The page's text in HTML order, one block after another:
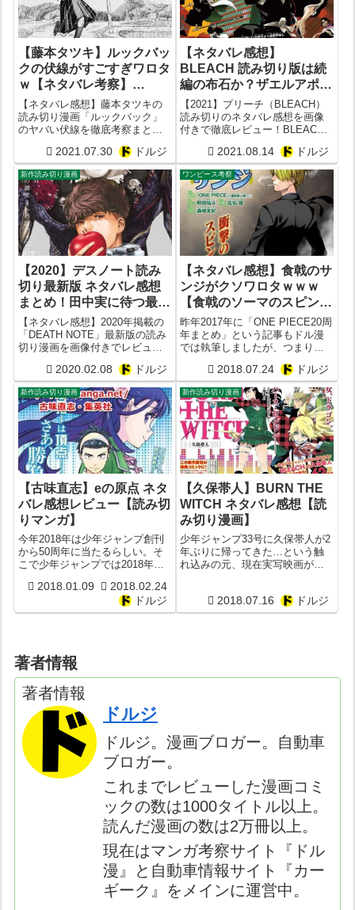
【藤本タツキ】ルックバッ
クの伏線がすごすぎワロタ
ｗ【ネタバレ考察】
【Don’t Look Back in
Anger】【京アニ放火事
件】【読み切り漫画レビュ
ー感想】
【ネタバレ感想】藤本タツキの
読み切り漫画「ルックバック」
のヤバい伏線を徹底考察まと
人事件をネタにして炎上？
OASISのDon't Look Back in
Angerとの関係は？【感想レビュ
ー】
2021.07.30 ドルジ
【ネタバレ感想】
BLEACH 読み切り版は続
編の布石か？ザエルアポロ
とは誰？魂葬例祭とは？黒
崎かずい（一勇）は獄頤鳴
鳴編の主役？【ブリーチ
20周年】【2021】
【2021】ブリーチ（BLEACH）
読み切りのネタバレ感想を画像
付きで徹底レビュー！BLEACH
は誰？魂葬例祭とは？黒崎かず
い（一勇）が次の獄頤鳴鳴編の
主役と確定？
2021.08.14 ドルジ
新作読み切り漫画
【2020】デスノート読み
切り最新版 ネタバレ感想
まとめ！田中実に待つ最後
の結末は？【画像レビュ
ー】
【ネタバレ感想】2020年掲載の
「DEATH NOTE」最新版の読み
切り漫画を画像付きでレビュ
命の結末はどうなった？再び悪
人が裁かれる時代が到来？リュ
ークの狙いは？
2020.02.08 ドルジ
ワンピース考察
【ネタバレ感想】食戟のサ
ンジがクソワロタｗｗｗ
【食戟のソーマのスピンオ
フ漫画】
昨年2017年に「ONE PIECE20周
年まとめ」という記事もドル漫
では執筆しましたが、つまり今
目。正直キリの良さは全くない
と思うんですが、とにかくワン
ピースの長期連載を記念して少
年ジャンプでは特別企画が行...
2018.07.24 ドルジ
新作読み切り漫画
【古味直志】eの原点 ネタ
バレ感想レビュー【読み切
りマンガ】
今年2018年は少年ジャンプ創刊
から50周年に当たるらしい。そ
こで少年ジャンプでは2018年で
ていく予定。詳しくは「2018年
の少年ジャンプが楽しみｗｗ
ｗ」という記事を参照。そこで
2018.01.09
2018.02.24
ドルジ
新作読み切り漫画
【久保帯人】BURN THE
WITCH ネタバレ感想【読
み切り漫画】
少年ジャンプ33号に久保帯人が2
年ぶりに帰ってきた…という触
れ込みの元、現在実写映画が公
題に。その読み切り漫画のタイ
トルが『BURN THE WITCH』。
2018.07.16 ドルジ
著者情報
著者情報
ドルジ
ドルジ。漫画ブロガー。自動車
ブロガー。
これまでレビューした漫画コミ
ックの数は1000タイトル以上。
読んだ漫画の数は2万冊以上。
現在はマンガ考察サイト『ドル
漫』と自動車情報サイト『カー
ギーク』をメインに運営中。